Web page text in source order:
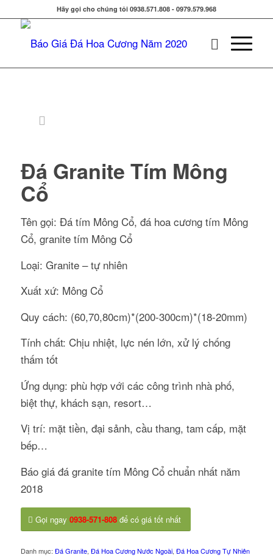
Hãy gọi cho chúng tôi 0938.571.808 - 0979.579.968
Đá Granite Tím Mông
Cổ
Tên gọi: Đá tím Mông Cổ, đá hoa cương tím Mông
Cổ, granite tím Mông Cổ
Loại: Granite – tự nhiên
Xuất xứ: Mông Cổ
Quy cách: (60,70,80cm)*(200-300cm)*(18-20mm)
Tính chất: Chịu nhiệt, lực nén lớn, xử lý chống
thấm tốt
Ứng dụng: phù hợp với các công trình nhà phố,
biệt thự, khách sạn, resort…
Vị trí: mặt tiền, đại sảnh, cầu thang, tam cấp, mặt
bếp…
Báo giá đá granite tím Mông Cổ chuẩn nhất năm
2018
Gọi ngay 0938-571-808để có giá tốt nhất
Danh mục: Đá Granite, Đá Hoa Cương Nước Ngoài, Đá Hoa Cương Tự Nhiên